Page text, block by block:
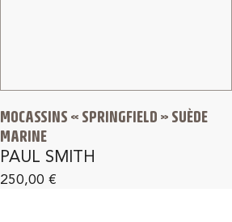
MOCASSINS « SPRINGFIELD » SUÈDE
MARINE
PAUL SMITH
250,00 €